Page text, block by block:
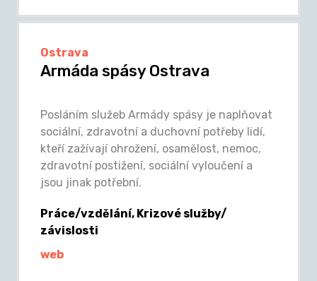
Ostrava
Armáda spásy Ostrava
Posláním služeb Armády spásy je naplňovat
sociální, zdravotní a duchovní potřeby lidí,
kteří zažívají ohrožení, osamělost, nemoc,
zdravotní postižení, sociální vyloučení a
jsou jinak potřební.
Práce/vzdělání, Krizové služby/
závislosti
web